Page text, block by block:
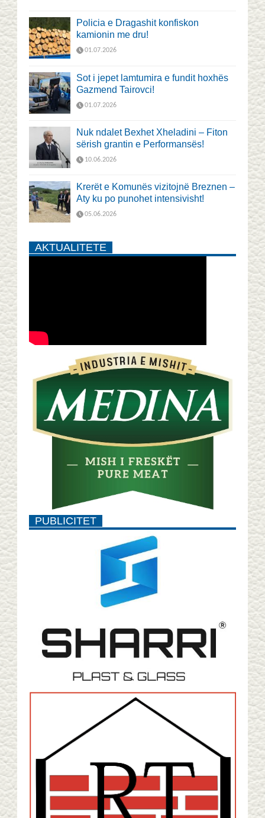
Policia e Dragashit konfiskon
kamionin me dru!
01.07.2026
Sot i jepet lamtumira e fundit hoxhës
Gazmend Tairovci!
01.07.2026
Nuk ndalet Bexhet Xheladini – Fiton
sërish grantin e Performansës!
10.06.2026
Krerët e Komunës vizitojnë Breznen –
Aty ku po punohet intensivisht!
05.06.2026
AKTUALITETE
PUBLICITET